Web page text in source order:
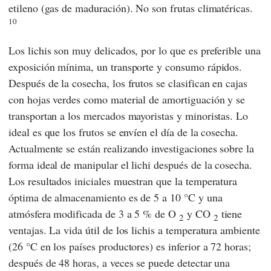
etileno (gas de maduración). No son frutas climatéricas.
10
Los lichis son muy delicados, por lo que es preferible una
exposición mínima, un transporte y consumo rápidos.
Después de la cosecha, los frutos se clasifican en cajas
con hojas verdes como material de amortiguación y se
transportan a los mercados mayoristas y minoristas. Lo
ideal es que los frutos se envíen el día de la cosecha.
Actualmente se están realizando investigaciones sobre la
forma ideal de manipular el lichi después de la cosecha.
Los resultados iniciales muestran que la temperatura
óptima de almacenamiento es de 5 a 10 °C y una
atmósfera modificada de 3 a 5 % de O2 y CO 2 tiene
ventajas. La vida útil de los lichis a temperatura ambiente
(26 °C en los países productores) es inferior a 72 horas;
después de 48 horas, a veces se puede detectar una